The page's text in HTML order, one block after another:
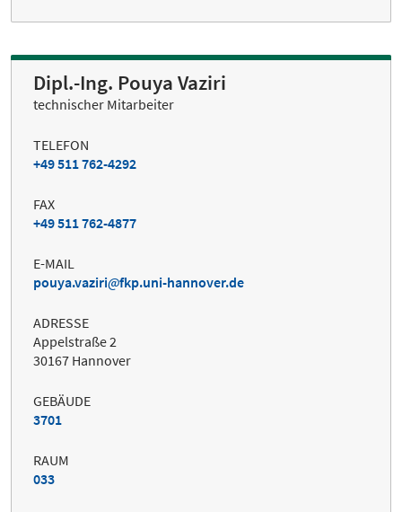
Dipl.-Ing. Pouya Vaziri
technischer Mitarbeiter
TELEFON
+49 511 762-4292
FAX
+49 511 762-4877
E-MAIL
pouya.vaziri
fkp.uni-hannover.de
ADRESSE
Appelstraße 2
30167 Hannover
GEBÄUDE
3701
RAUM
033